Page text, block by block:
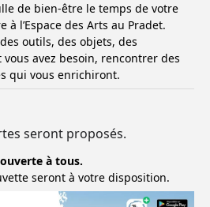
de bien-être le temps de votre
à l’Espace des Arts au Pradet.
outils, des objets, des
avez besoin, rencontrer des
qui vous enrichiront.
seront proposés.
à tous.
seront à votre disposition.